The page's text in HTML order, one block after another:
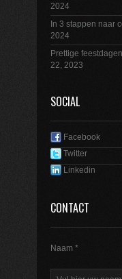
2024
In 3 stappen naar
2024
Prettige
22, 2023
SOCIAL
Facebook
Twitter
Linkedin
CONTACT
Naam *